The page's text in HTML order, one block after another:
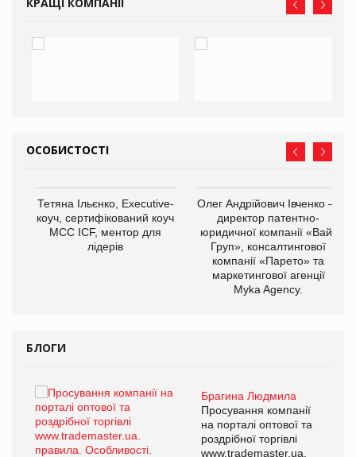
ОСОБИСТОСТІ
Тетяна Ільєнко, Executive-
коуч, сертифікований коуч
МСС ICF, ментор для
лідерів
Олег Андрійович Івченко —
директор патентно-
юридичної компанії «Вайз
Груп», консалтингової
компанії «Парето» та
маркетингової агенції
Myka Agency.
БЛОГИ
Брагина Людмила
Просування компанії
на порталі оптової та
роздрібної торгівлі
www.trademaster.ua.